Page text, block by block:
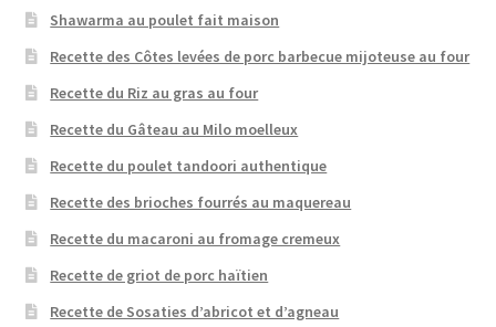
Shawarma au poulet fait maison
Recette des Côtes levées de porc barbecue mijoteuse au four
Recette du Riz au gras au four
Recette du Gâteau au Milo moelleux
Recette du poulet tandoori authentique
Recette des brioches fourrés au maquereau
Recette du macaroni au fromage cremeux
Recette de griot de porc haïtien
Recette de Sosaties d’abricot et d’agneau